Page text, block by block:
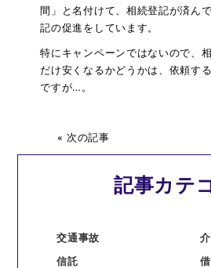
間」と名付けて、相続登記が済ん
記の促進をしています。
特にキャンペーンではないので、
だけ安くなるかどうかは、依頼す
ですが…。
« 次の記事
記事カテ
交通事故
信託